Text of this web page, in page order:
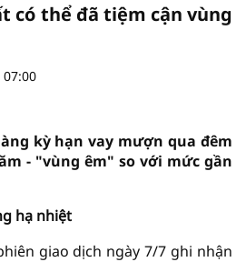
có thể đã tiệm cận vùng
kỳ hạn vay mượn qua đêm
- "vùng êm" so với mức gần
hạ nhiệt
giao dịch ngày 7/7 ghi nhận